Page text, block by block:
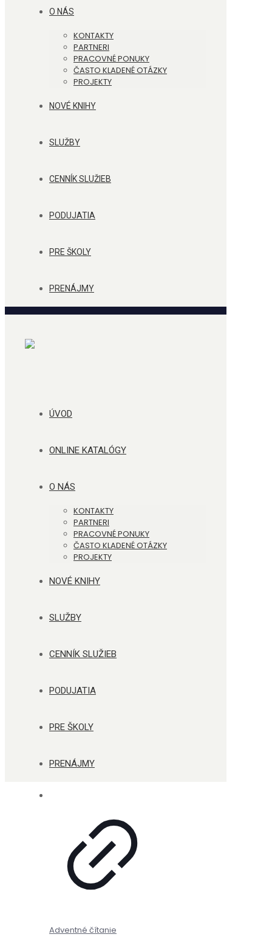
O NÁS
KONTAKTY
PARTNERI
PRACOVNÉ PONUKY
ČASTO KLADENÉ OTÁZKY
PROJEKTY
NOVÉ KNIHY
SLUŽBY
CENNÍK SLUŽIEB
PODUJATIA
PRE ŠKOLY
PRENÁJMY
ÚVOD
ONLINE KATALÓGY
O NÁS
KONTAKTY
PARTNERI
PRACOVNÉ PONUKY
ČASTO KLADENÉ OTÁZKY
PROJEKTY
NOVÉ KNIHY
SLUŽBY
CENNÍK SLUŽIEB
PODUJATIA
PRE ŠKOLY
PRENÁJMY
Adventné čítanie